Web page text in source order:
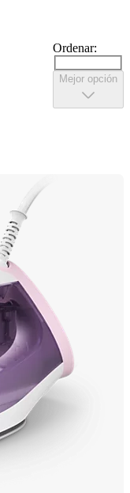
Ordenar:
Mejor opción